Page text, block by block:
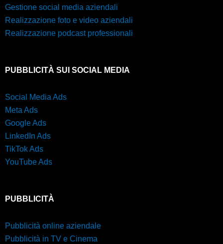
Gestione social media aziendali
Realizzazione foto e video aziendali
Realizzazione podcast professionali
PUBBLICITÀ SUI SOCIAL MEDIA
Social Media Ads
Meta Ads
Google Ads
LinkedIn Ads
TikTok Ads
YouTube Ads
PUBBLICITÀ
Pubblicità online aziendale
Pubblicità in TV e Cinema